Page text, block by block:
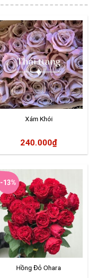
Xám Khói
240.000₫
-13%
Hồng Đỏ Ohara